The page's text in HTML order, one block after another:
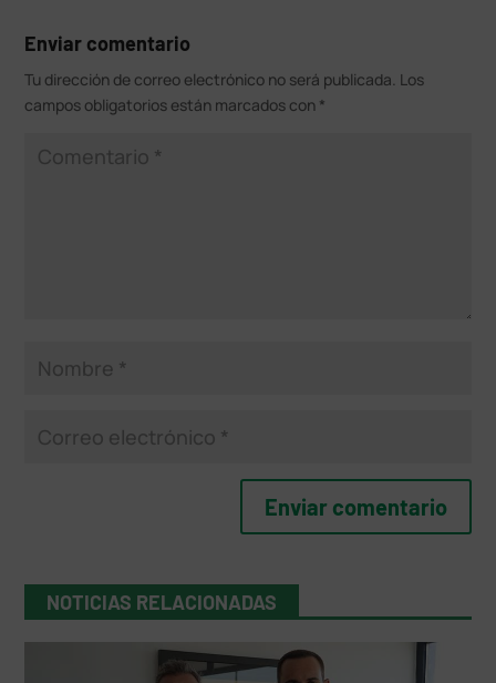
Enviar comentario
Tu dirección de correo electrónico no será publicada. Los
campos obligatorios están marcados con *
NOTICIAS RELACIONADAS